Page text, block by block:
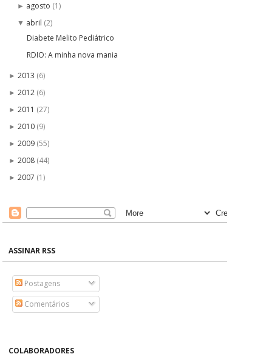
► agosto (1)
▼ abril (2)
Diabete Melito Pediátrico
RDIO: A minha nova mania
► 2013 (6)
► 2012 (6)
► 2011 (27)
► 2010 (9)
► 2009 (55)
► 2008 (44)
► 2007 (1)
ASSINAR RSS
Postagens
Comentários
COLABORADORES